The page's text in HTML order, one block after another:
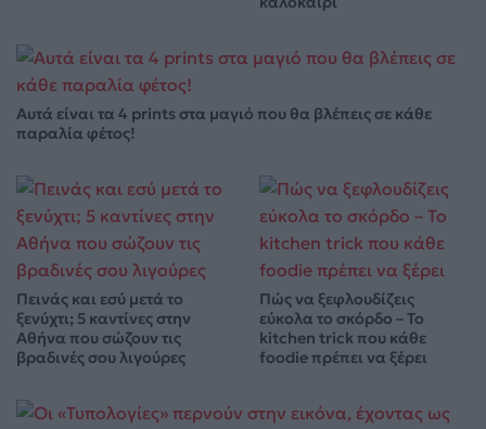
Αυτά είναι τα 4 prints στα μαγιό που θα βλέπεις σε κάθε
παραλία φέτος!
Πεινάς και εσύ μετά το
ξενύχτι; 5 καντίνες στην
Αθήνα που σώζουν τις
βραδινές σου λιγούρες
Πώς να ξεφλουδίζεις
εύκολα το σκόρδο – Το
kitchen trick που κάθε
foodie πρέπει να ξέρει